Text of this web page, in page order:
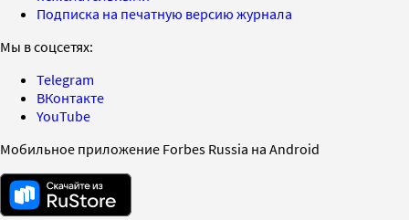
Подписка на печатную версию журнала
Мы в соцсетях:
Telegram
ВКонтакте
YouTube
Мобильное приложение Forbes Russia на Android